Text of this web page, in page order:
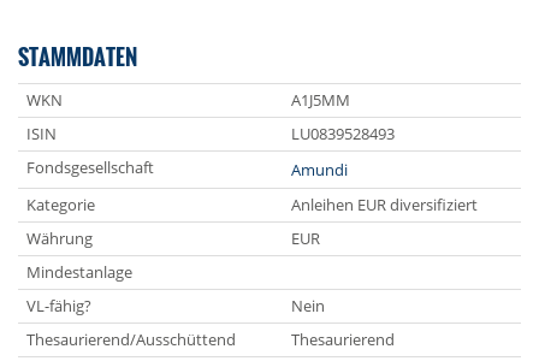
STAMMDATEN
WKN
A1J5MM
ISIN
LU0839528493
Fondsgesellschaft
Amundi
Kategorie
Anleihen EUR diversifiziert
Währung
EUR
Mindestanlage
VL-fähig?
Nein
Thesaurierend/Ausschüttend
Thesaurierend